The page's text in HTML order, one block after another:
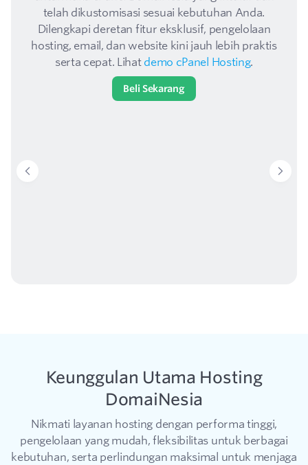
telah dikustomisasi sesuai kebutuhan Anda.
Dilengkapi deretan fitur eksklusif, pengelolaan
hosting, email, dan website kini jauh lebih praktis
serta cepat. Lihat demo cPanel Hosting.
Beli Sekarang
Keunggulan Utama Hosting
DomaiNesia
Nikmati layanan hosting dengan performa tinggi,
pengelolaan yang mudah, fleksibilitas untuk berbagai
kebutuhan, serta perlindungan maksimal untuk menjaga